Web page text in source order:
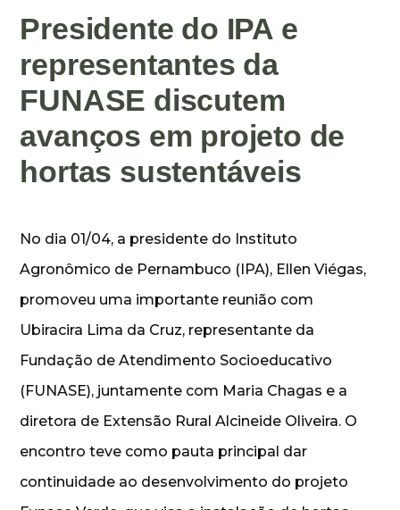
Presidente do IPA e
representantes da
FUNASE discutem
avanços em projeto de
hortas sustentáveis
No dia 01/04, a presidente do Instituto
Agronômico de Pernambuco (IPA), Ellen Viégas,
promoveu uma importante reunião com
Ubiracira Lima da Cruz, representante da
Fundação de Atendimento Socioeducativo
(FUNASE), juntamente com Maria Chagas e a
diretora de Extensão Rural Alcineide Oliveira. O
encontro teve como pauta principal dar
continuidade ao desenvolvimento do projeto